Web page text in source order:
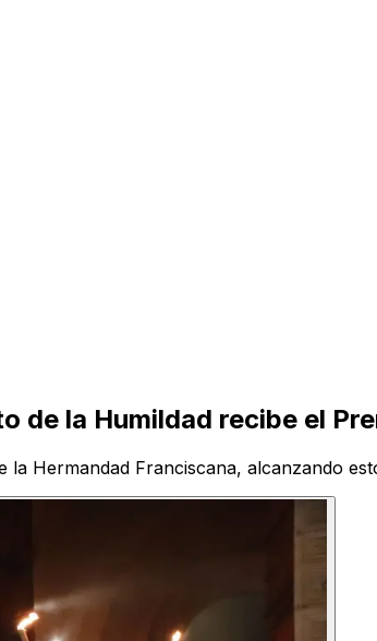
de la Humildad recibe el
Hermandad Franciscana, alcanzando